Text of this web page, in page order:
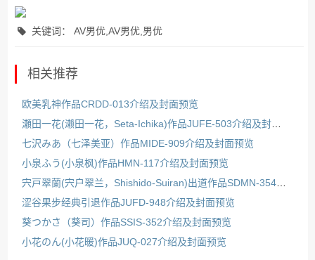
关键词： AV男优,AV男优,男优
相关推荐
欧美乳神作品CRDD-013介绍及封面预览
七沢みあ（七泽美亚）作品MIDE-909介绍及封面预览
小泉ふう(小泉枫)作品HMN-117介绍及封面预览
涩谷果步经典引退作品JUFD-948介绍及封面预览
葵つかさ（葵司）作品SSIS-352介绍及封面预览
小花のん(小花暖)作品JUQ-027介绍及封面预览